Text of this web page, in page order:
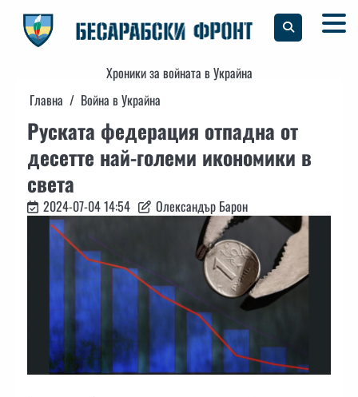
content
Хроники за войната в Украйна
Главна
Война в Украйна
Руската федерация отпадна от
десетте най-големи икономики в
света
2024-07-04 14:54 Олександър Барон